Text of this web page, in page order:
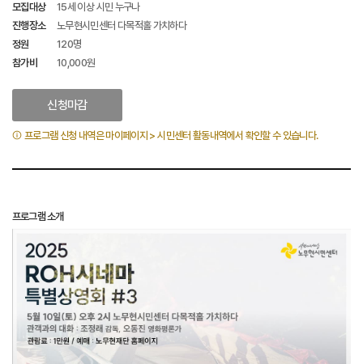
모집대상
15세 이상 시민 누구나
진행장소
노무현시민센터 다목적홀 가치하다
정원
120명
참가비
10,000원
신청마감
프로그램 신청 내역은 마이페이지 > 시민센터 활동내역에서 확인할 수 있습니다.
프로그램 소개